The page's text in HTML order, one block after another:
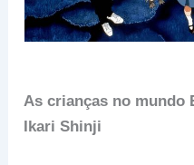
As crianças no mundo
Ikari Shinji